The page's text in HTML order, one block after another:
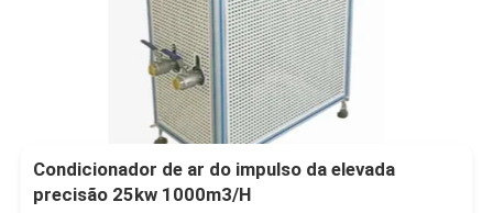
Condicionador de ar do impulso da elevada
precisão 25kw 1000m3/H